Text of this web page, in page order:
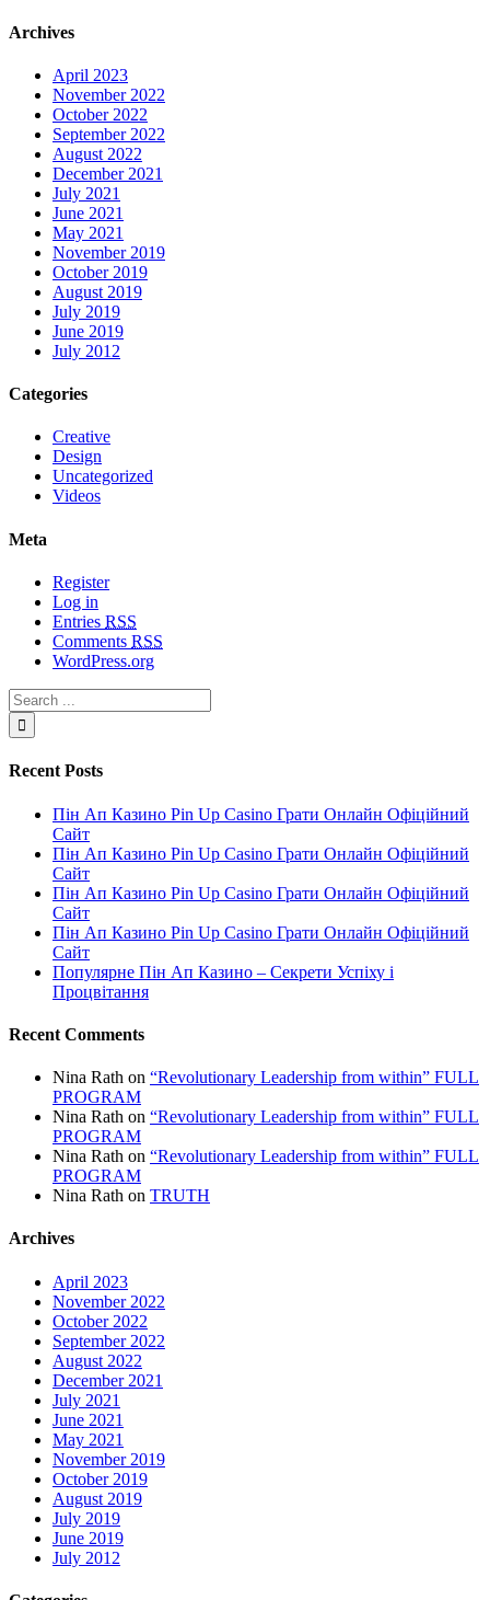
Archives
April 2023
November 2022
October 2022
September 2022
August 2022
December 2021
July 2021
June 2021
May 2021
November 2019
October 2019
August 2019
July 2019
June 2019
July 2012
Categories
Creative
Design
Uncategorized
Videos
Meta
Register
Log in
Entries RSS
Comments RSS
WordPress.org
Recent Posts
Пін Ап Казино Pin Up Casino Грати Онлайн Офіційний
Сайт
Пін Ап Казино Pin Up Casino Грати Онлайн Офіційний
Сайт
Пін Ап Казино Pin Up Casino Грати Онлайн Офіційний
Сайт
Пін Ап Казино Pin Up Casino Грати Онлайн Офіційний
Сайт
Популярне Пін Ап Казино – Секрети Успіху і
Процвітання
Recent Comments
Nina Rath on “Revolutionary Leadership from within” FULL
PROGRAM
Nina Rath on “Revolutionary Leadership from within” FULL
PROGRAM
Nina Rath on “Revolutionary Leadership from within” FULL
PROGRAM
Nina Rath on TRUTH
Archives
April 2023
November 2022
October 2022
September 2022
August 2022
December 2021
July 2021
June 2021
May 2021
November 2019
October 2019
August 2019
July 2019
June 2019
July 2012